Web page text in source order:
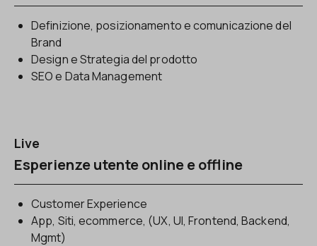
Definizione, posizionamento e comunicazione del
Brand
Design e Strategia del prodotto
SEO e Data Management
Live
Esperienze utente online e offline
Customer Experience
App, Siti, ecommerce, (UX, UI, Frontend, Backend,
Mgmt)